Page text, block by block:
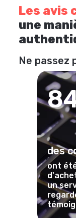
Les avis
une
Ne passez
des
ont
un